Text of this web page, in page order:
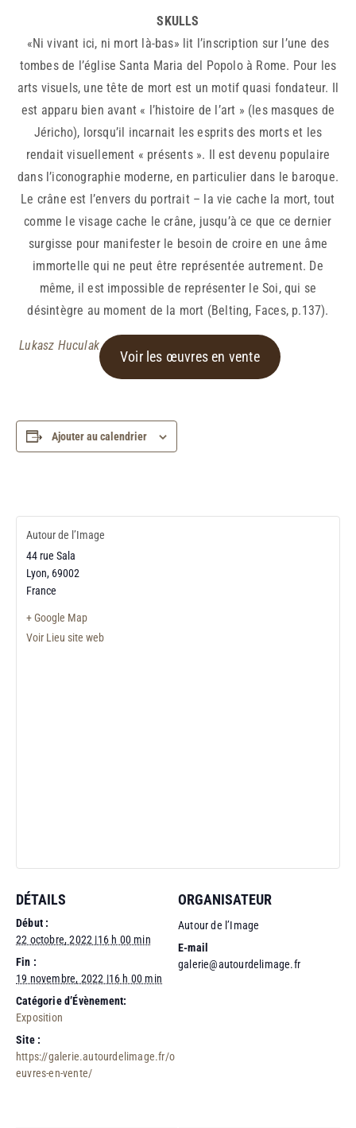
SKULLS
«Ni vivant ici, ni mort là-bas» lit l’inscription sur l’une des
tombes de l’église Santa Maria del Popolo à Rome. Pour les
arts visuels, une tête de mort est un motif quasi fondateur. Il
est apparu bien avant « l’histoire de l’art » (les masques de
Jéricho), lorsqu’il incarnait les esprits des morts et les
rendait visuellement « présents ». Il est devenu populaire
dans l’iconographie moderne, en particulier dans le baroque.
Le crâne est l’envers du portrait – la vie cache la mort, tout
comme le visage cache le crâne, jusqu’à ce que ce dernier
surgisse pour manifester le besoin de croire en une âme
immortelle qui ne peut être représentée autrement. De
même, il est impossible de représenter le Soi, qui se
désintègre au moment de la mort (Belting, Faces, p.137).
Lukasz Huculak
Voir les œuvres en vente
Ajouter au calendrier
DÉTAILS
Début :
22 octobre, 2022 |16 h 00 min
Fin :
19 novembre, 2022 |16 h 00 min
Catégorie d’Évènement:
Exposition
Site :
https://galerie.autourdelimage.fr/o
euvres-en-vente/
ORGANISATEUR
Autour de l’Image
E-mail
galerie@autourdelimage.fr
Autour de l’Image
44 rue Sala
Lyon, 69002
France
+ Google Map
Voir Lieu site web